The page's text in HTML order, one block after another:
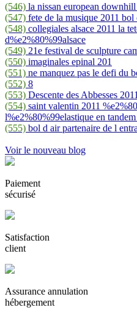
(546) la nissan european downhill
(547) fete de la musique 2011 bol
(548) collegiales alsace 2011 la
d%e2%80%99alsace
(549) 21e festival de sculpture
(550) imaginales epinal 201
(551) ne manquez pas le defi du
(552) 8
(553) Descente des Abbesses
(554) saint valentin 2011
l%e2%80%99elastique en
(555) bol d air partenaire de l
Voir le nouveau blog
Paiement
sécurisé
Satisfaction
client
Assurance annulation
hébergement